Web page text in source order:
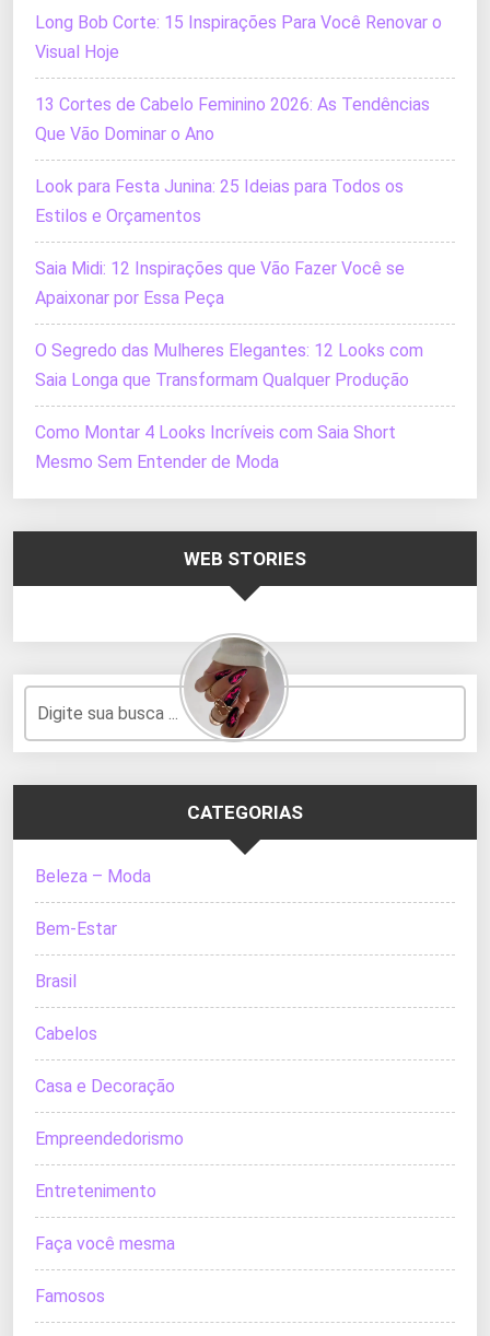
Long Bob Corte: 15 Inspirações Para Você Renovar o
Visual Hoje
13 Cortes de Cabelo Feminino 2026: As Tendências
Que Vão Dominar o Ano
Look para Festa Junina: 25 Ideias para Todos os
Estilos e Orçamentos
Saia Midi: 12 Inspirações que Vão Fazer Você se
Apaixonar por Essa Peça
O Segredo das Mulheres Elegantes: 12 Looks com
Saia Longa que Transformam Qualquer Produção
Como Montar 4 Looks Incríveis com Saia Short
Mesmo Sem Entender de Moda
WEB STORIES
CATEGORIAS
Beleza – Moda
Bem-Estar
Brasil
Cabelos
Casa e Decoração
Empreendedorismo
Entretenimento
Faça você mesma
Famosos